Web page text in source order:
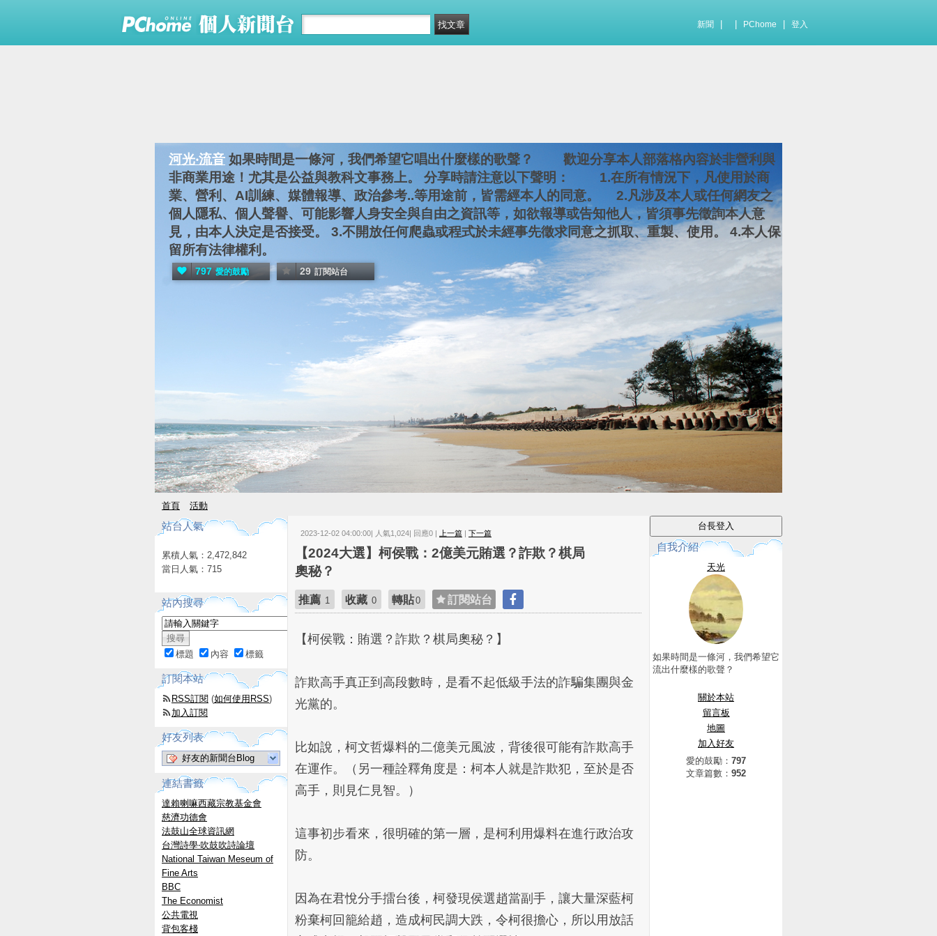
新聞 PChome 登入
河光‧流音 如果時間是一條河，我們希望它唱出什麼樣的歌聲？ 歡迎分享本人部落格內容於非營利與
非商業用途！尤其是公益與教科文事務上。 分享時請注意以下聲明： 1.在所有情況下，凡使用於商
業、營利、AI訓練、媒體報導、政治參考..等用途前，皆需經本人的同意。 2.凡涉及本人或任何網友之
個人隱私、個人聲譽、可能影響人身安全與自由之資訊等，如欲報導或告知他人，皆須事先徵詢本人意
見，由本人決定是否接受。 3.不開放任何爬蟲或程式於未經事先徵求同意之抓取、重製、使用。 4.本人保
留所有法律權利。
797 愛的鼓勵 29 訂閱站台
首頁 活動
2023-12-02 04:00:00| 人氣1,024| 回應0 | 上一篇 | 下一篇
【2024大選】柯侯戰：2億美元賄選？詐欺？棋局
奧秘？
推薦 1 收藏 0 轉貼0 訂閱站台
【柯侯戰：賄選？詐欺？棋局奧秘？】
詐欺高手真正到高段數時，是看不起低級手法的詐騙集團與金
光黨的。
比如說，柯文哲爆料的二億美元風波，背後很可能有詐欺高手
在運作。（另一種詮釋角度是：柯本人就是詐欺犯，至於是否
高手，則見仁見智。）
這事初步看來，很明確的第一層，是柯利用爆料在進行政治攻
防。
因為在君悅分手擂台後，柯發現侯選趙當副手，讓大量深藍柯
粉棄柯回籠給趙，造成柯民調大跌，令柯很擔心，所以用放話
自我介紹
天光
如果時間是一條河，我們希望它
流出什麼樣的歌聲？
關於本站
留言板
地圖
加入好友
愛的鼓勵： 797
文章篇數： 952
站台人氣
累積人氣： 2,472,842
當日人氣： 715
站內搜尋
標題 內容 標籤
訂閱本站
RSS訂閱 (如何使用RSS)
加入訂閱
好友列表
好友的新聞台Blog
連結書籤
達賴喇嘛西藏宗教基金會
慈濟功德會
法鼓山全球資訊網
台灣詩學‧吹鼓吹詩論壇
National Taiwan Meseum of
Fine Arts
BBC
The Economist
公共電視
背包客棧